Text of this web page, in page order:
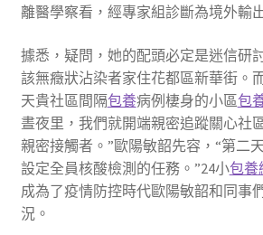
離醫學察看，經專家組診斷為境外輸
據悉，疑問，她的配頭必定是迷信研
該無癥狀沾染者家住花都區新華街。
天貴社區間隔包養病例棲身的小區包
晝夜里，我們就開端親密追蹤關心社
親密接觸者。”歐陽敏韶先容，“第二
設定全員核酸檢測的任務。”24小包養
成為了疫情防控時代歐陽敏韶和同事
況。